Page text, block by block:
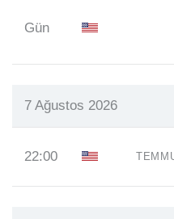
Gün
7 Ağustos 2026
22:00